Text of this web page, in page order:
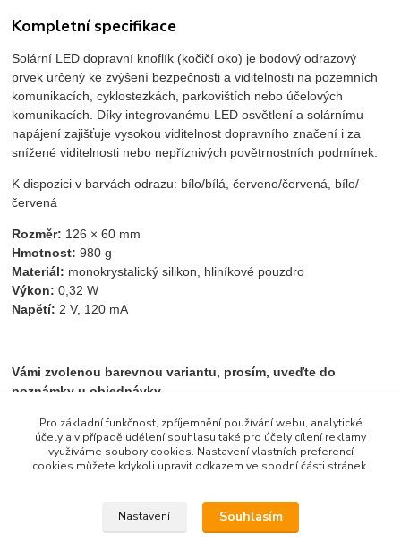
Kompletní specifikace
Solární LED dopravní knoflík (kočičí oko) je bodový odrazový
prvek určený ke zvýšení bezpečnosti a viditelnosti na pozemních
komunikacích, cyklostezkách, parkovištích nebo účelových
komunikacích. Díky integrovanému LED osvětlení a solárnímu
napájení zajišťuje vysokou viditelnost dopravního značení i za
snížené viditelnosti nebo nepříznivých povětrnostních podmínek.
K dispozici v barvách odrazu: bílo/bílá, červeno/červená, bílo/
červená
Rozměr: 126 × 60 mm
Hmotnost:980 g
Materiál: monokrystalický silikon, hliníkové pouzdro
Výkon:0,32 W
Napětí: 2 V, 120 mA
Vámi zvolenou barevnou variantu, prosím, uveďte do
poznámky u objednávky
Zboží zařazeno v kategoriích
Pro základní funkčnost, zpříjemnění používání webu, analytické
účely a v případě udělení souhlasu také pro účely cílení reklamy
využíváme soubory cookies. Nastavení vlastních preferencí
cookies můžete kdykoli upravit odkazem ve spodní části stránek.
Nastavení Souhlasím